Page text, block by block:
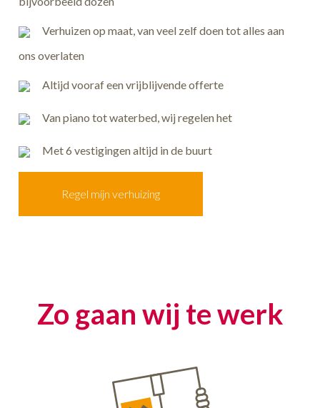
Verhuizen op maat, van veel zelf doen tot alles aan
ons overlaten
Altijd vooraf een vrijblijvende offerte
Van piano tot waterbed, wij regelen het
Met 6 vestigingen altijd in de buurt
Regel mijn verhuizing
Zo gaan wij te werk